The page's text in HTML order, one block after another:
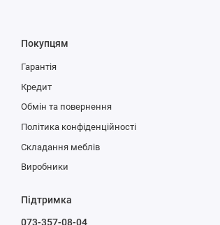
Покупцям
Гарантія
Кредит
Обмін та повернення
Політика конфіденційності
Складання меблів
Виробники
Підтримка
073-357-08-04